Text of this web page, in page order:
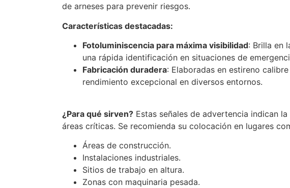
de arneses para prevenir riesgos.
Características destacadas:
Fotoluminiscencia para máxima visibilidad: Brilla en
una rápida identificación en situaciones de
Fabricación duradera: Elaboradas en estireno
rendimiento excepcional en diversos entornos.
¿Para qué sirven? Estas señales de advertencia indican
áreas críticas. Se recomienda su colocación en lugares
Áreas de construcción.
Instalaciones industriales.
Sitios de trabajo en altura.
Zonas con maquinaria pesada.